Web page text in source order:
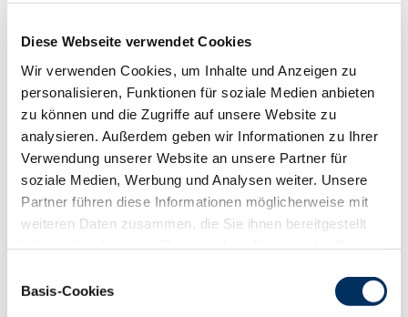
Diese Webseite verwendet Cookies
Wir verwenden Cookies, um Inhalte und Anzeigen zu
personalisieren, Funktionen für soziale Medien anbieten
zu können und die Zugriffe auf unsere Website zu
analysieren. Außerdem geben wir Informationen zu Ihrer
Verwendung unserer Website an unsere Partner für
soziale Medien, Werbung und Analysen weiter. Unsere
Partner führen diese Informationen möglicherweise mit
weiteren Daten zusammen, die Sie ihnen bereitgestellt
Cookies, wenn Sie unsere Webseite weiterhin nutzen.
Basis-Cookies
Angebot
Verkauft
von - bis